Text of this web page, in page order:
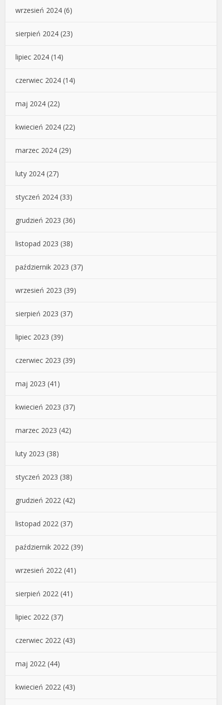
wrzesień 2024 (6)
sierpień 2024 (23)
lipiec 2024 (14)
czerwiec 2024 (14)
maj 2024 (22)
kwiecień 2024 (22)
marzec 2024 (29)
luty 2024 (27)
styczeń 2024 (33)
grudzień 2023 (36)
listopad 2023 (38)
październik 2023 (37)
wrzesień 2023 (39)
sierpień 2023 (37)
lipiec 2023 (39)
czerwiec 2023 (39)
maj 2023 (41)
kwiecień 2023 (37)
marzec 2023 (42)
luty 2023 (38)
styczeń 2023 (38)
grudzień 2022 (42)
listopad 2022 (37)
październik 2022 (39)
wrzesień 2022 (41)
sierpień 2022 (41)
lipiec 2022 (37)
czerwiec 2022 (43)
maj 2022 (44)
kwiecień 2022 (43)